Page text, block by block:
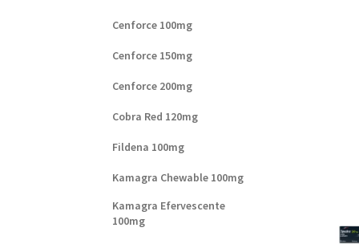
Cenforce 100mg
Cenforce 150mg
Cenforce 200mg
Cobra Red 120mg
Fildena 100mg
Kamagra Chewable 100mg
Kamagra Efervescente
100mg